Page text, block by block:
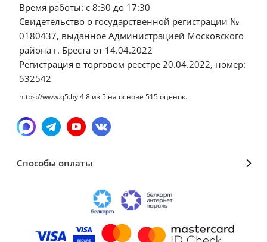
Время работы: с 8:30 до 17:30
Свидетельство о государственной регистрации №
0180437, выданное Администрацией Московского
района г. Бреста от 14.04.2022
Регистрация в торговом реестре 20.04.2022, номер:
532542
https://www.q5.by4.8 из5 на основе 515оценок.
Способы оплаты